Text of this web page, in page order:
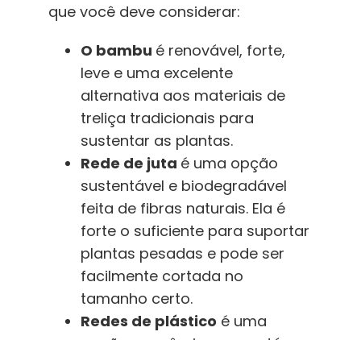
que você deve considerar:
O bambu é renovável, forte,
leve e uma excelente
alternativa aos materiais de
treliça tradicionais para
sustentar as plantas.
Rede de juta é uma opção
sustentável e biodegradável
feita de fibras naturais. Ela é
forte o suficiente para suportar
plantas pesadas e pode ser
facilmente cortada no
tamanho certo.
Redes de plástico é uma